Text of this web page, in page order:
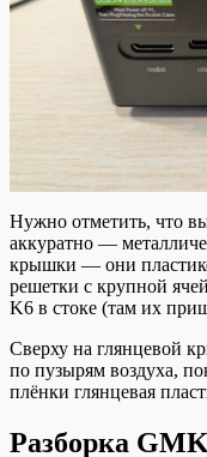
Нужно отметить, что
аккуратно —
крышки — они
решетки с крупной
K6 в стоке (там их
Сверху на глянцевой
по пузырям воздуха,
плёнки глянцевая
Разборка